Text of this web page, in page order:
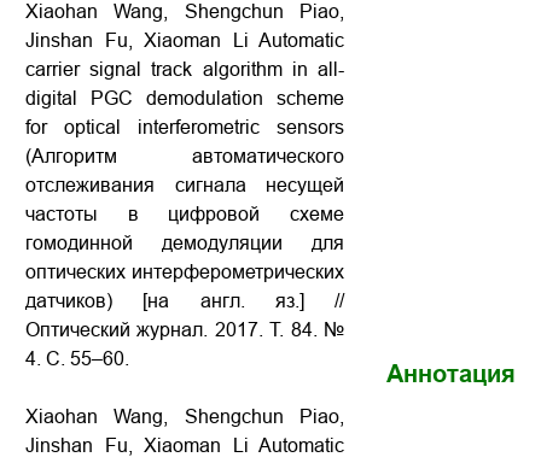
Xiaohan Wang, Shengchun Piao,
Jinshan Fu, Xiaoman Li Automatic
carrier signal track algorithm in all-
digital PGC demodulation scheme
for optical interferometric sensors
(Алгоритм автоматического
отслеживания сигнала несущей
частоты в цифровой схеме
гомодинной демодуляции для
оптических интерферометрических
датчиков) [на англ. яз.] //
Оптический журнал. 2017. Т. 84. №
4. С. 55–60.
Xiaohan Wang, Shengchun Piao,
Jinshan Fu, Xiaoman Li Automatic
Аннотация